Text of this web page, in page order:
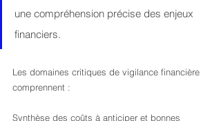
une compréhension précise des enjeux
financiers.
Les domaines critiques de vigilance financière
comprennent :
Synthèse des coûts à anticiper et bonnes